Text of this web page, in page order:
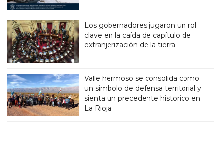
Los gobernadores jugaron un rol
clave en la caída de capítulo de
extranjerización de la tierra
Valle hermoso se consolida como
un simbolo de defensa territorial y
sienta un precedente historico en
La Rioja